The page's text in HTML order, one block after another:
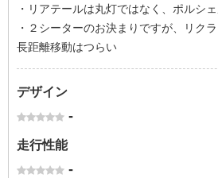
・リアテールは丸灯ではなく、ポルシ
・２シーターのお決まりですが、リク
長距離移動はつらい
デザイン
-
走行性能
-